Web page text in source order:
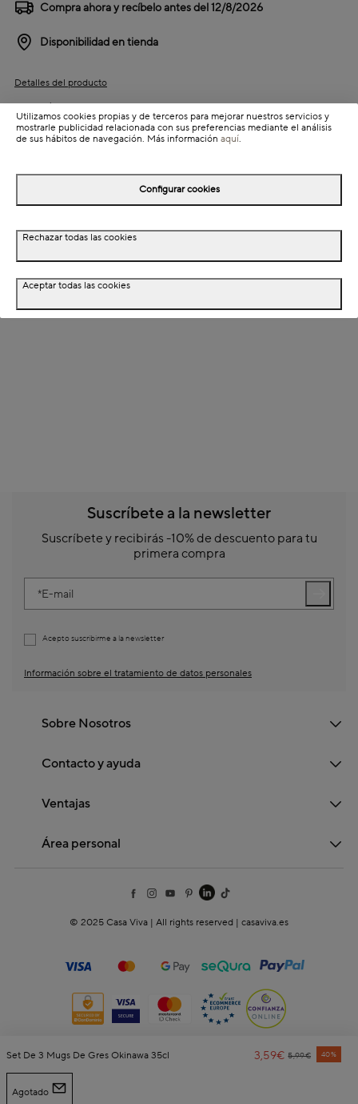
Compra ahora y recíbelo antes del12/8/2026
Disponibilidad en tienda
Detalles del producto
Colección: Okinawa
Información de envío
Detalles del producto
Descripción
Especificaciones técnicas
Cuidados
Set De 3 Mugs De Gres Okinawa 35cl Price Reduced
5,99€
To 40%
3,59€
Agotado
Suscríbete a la newsletter
Suscríbete y recibirás -10% de descuento para tu
primera compra
E-mail
Acepto suscribirme a la newsletter
Información sobre el tratamiento de datos personales
Sobre Nosotros
Contacto y ayuda
Ventajas
Área personal
© 2025 Casa Viva | All rights reserved | casaviva.es
Utilizamos cookies propias y de terceros para mejorar nuestros servicios y
mostrarle publicidad relacionada con sus preferencias mediante el análisis
de sus hábitos de navegación. Más información aquí.
Configurar cookies
Rechazar todas las cookies
Aceptar todas las cookies